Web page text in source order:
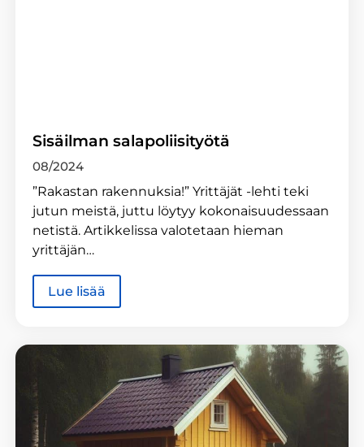
Sisäilman salapoliisityötä
08/2024
”Rakastan rakennuksia!” Yrittäjät -lehti teki
jutun meistä, juttu löytyy kokonaisuudessaan
netistä. Artikkelissa valotetaan hieman
yrittäjän…
Lue lisää